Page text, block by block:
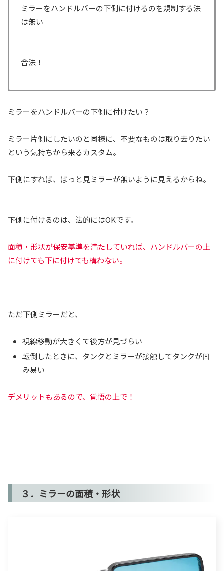
ミラーをハンドルバーの下側に付けるのを規制する法
は無い
合法！
ミラーをハンドルバーの下側に付けたい？
ミラー片側にしたいのと同様に、不要なものは取り去りたい
という気持ちから来るカスタム。
下側にすれば、ぱっと見ミラーが無いように見えるからね。
下側に付けるのは、法的にはOKです。
面積・形状が保安基準を満たしていれば、ハンドルバーの上
に付けても下に付けても構わない。
ただ下側ミラーだと、
視線移動が大きくて後方が見づらい
転倒したときに、タンクとミラーが接触してタンクが凹
み易い
デメリットもあるので、覚悟の上で！
３．ミラーの面積・形状